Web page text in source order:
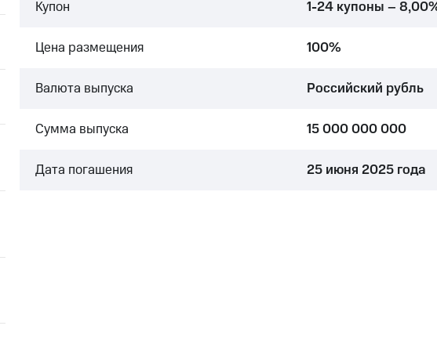
Купон 1-24 купоны –
Цена размещения 100%
Валюта выпуска Российский рубль
Сумма выпуска 15 000 000 000
Дата погашения 25 июня 2025 года